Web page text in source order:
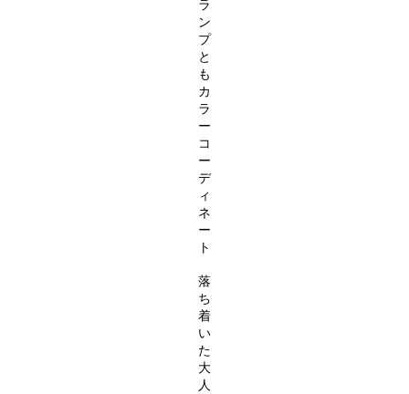
ラ
ン
プ
と
も
カ
ラ
ー
コ
ー
デ
ィ
ネ
ー
ト
落
ち
着
い
た
大
人